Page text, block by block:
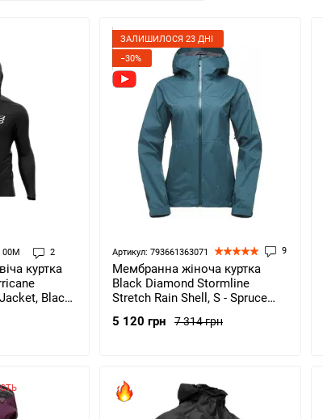
00M 2
куртка
Black,
ЗАЛИШИЛОСЯ 23 ДНІ
−30%
Артикул: 793661363071 9
Мембранна жіноча куртка
Black Diamond Stormline
Stretch Rain Shell, S - Spruce
7 314 грн
5 120 грн